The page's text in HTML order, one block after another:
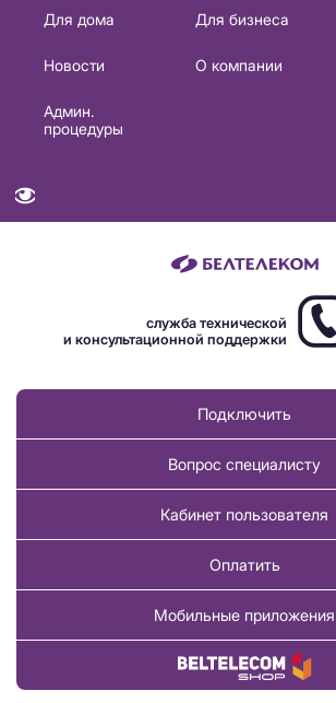
Основная
навигация
Для дома Для бизнеса
Новости
О компании
Админ.
процедуры
служба технической
и консультационной поддержки
Подключить
Вопрос специалисту
Кабинет пользователя
Оплатить
Мобильные приложения
Купить товар